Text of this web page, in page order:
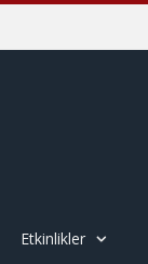
Etkinlikler